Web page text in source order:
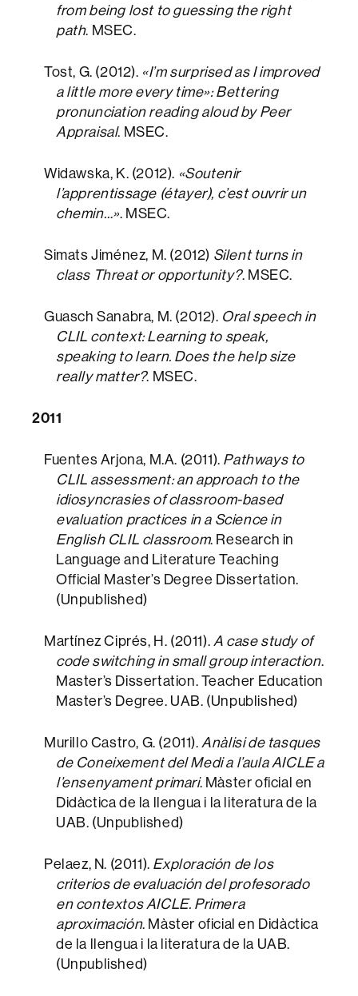
from being lost to guessing the right
path. MSEC.
Tost, G. (2012). «I’m surprised as I improved
a little more every time»: Bettering
pronunciation reading aloud by Peer
Appraisal. MSEC.
Widawska, K. (2012). «Soutenir
l’apprentissage (étayer), c’est ouvrir un
chemin…». MSEC.
Simats Jiménez, M. (2012) Silent turns in
class Threat or opportunity?. MSEC.
Guasch Sanabra, M. (2012). Oral speech in
CLIL context: Learning to speak,
speaking to learn. Does the help size
really matter?. MSEC.
2011
Fuentes Arjona, M.A. (2011). Pathways to
CLIL assessment: an approach to the
idiosyncrasies of classroom-based
evaluation practices in a Science in
English CLIL classroom. Research in
Language and Literature Teaching
Official Master’s Degree Dissertation.
(Unpublished)
Martínez Ciprés, H. (2011).A case study of
code switching in small group interaction.
Master’s Dissertation. Teacher Education
Master’s Degree. UAB. (Unpublished)
Murillo Castro, G. (2011).Anàlisi de tasques
de Coneixement del Medi a l’aula AICLE a
l’ensenyament primari. Màster oficial en
Didàctica de la llengua i la literatura de la
UAB. (Unpublished)
Pelaez, N. (2011). Exploración de los
criterios de evaluación del profesorado
en contextos AICLE. Primera
aproximación. Màster oficial en Didàctica
de la llengua i la literatura de la UAB.
(Unpublished)